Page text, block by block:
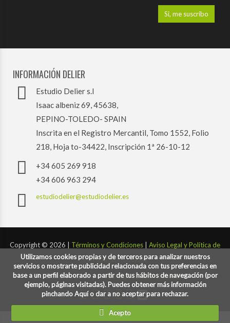
Utilizamos cookies propias y de terceros para analizar nuestros
servicios o mostrarte publicidad relacionada con tus preferencias en
base a un perfil elaborado a partir de tus hábitos de navegación (por
ejemplo, páginas visitadas). Puedes obtener más información
pinchando Aquí o dar a no aceptar para rechazar.
Acepto
INFORMACIÓN DELIER
Estudio Delier s.l
Isaac albeniz 69, 45638,
PEPINO-TOLEDO- SPAIN
Inscrita en el Registro Mercantil, Tomo 1552, Folio
218, Hoja to-34422, Inscripción 1ª 26-10-12
+34 605 269 918
+34 606 963 294
estudiodelier@estudiodelier.es
Copyright © 2026 | Términos y Condiciones
Aviso Legal y Política de
Privacidad y Cookies
Desarrollado por:codigoconsentido.com